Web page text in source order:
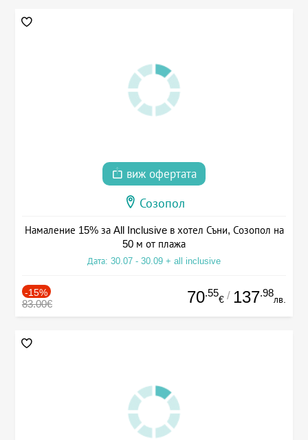
виж офертата
Созопол
Намаление 15% за All Inclusive в хотел Съни, Созопол на
50 м от плажа
Дата: 30.07 - 30.09 + all inclusive
-15%
83.00€ 70.55
€ / 137.98
лв.